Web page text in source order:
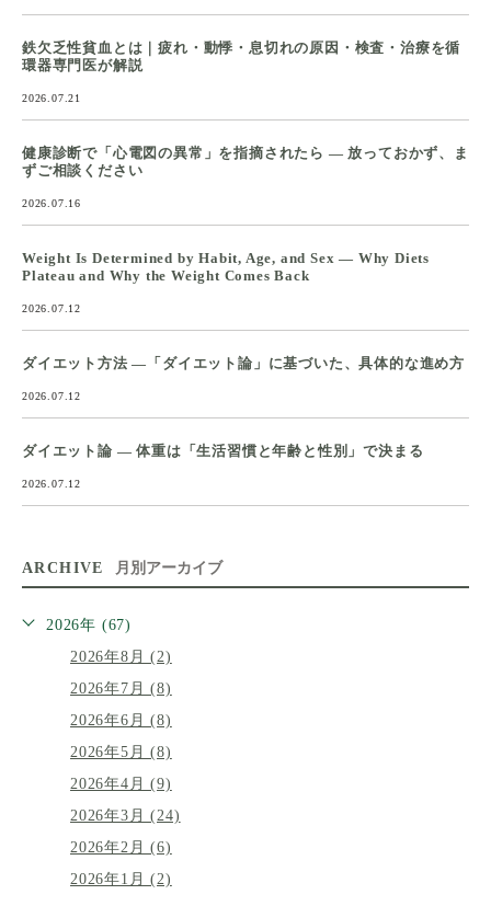
鉄欠乏性貧血とは｜疲れ・動悸・息切れの原因・検査・治療を循
環器専門医が解説
2026.07.21
健康診断で「心電図の異常」を指摘されたら ― 放っておかず、ま
ずご相談ください
2026.07.16
Weight Is Determined by Habit, Age, and Sex — Why Diets
Plateau and Why the Weight Comes Back
2026.07.12
ダイエット方法 ―「ダイエット論」に基づいた、具体的な進め方
2026.07.12
ダイエット論 ― 体重は「生活習慣と年齢と性別」で決まる
2026.07.12
ARCHIVE 月別アーカイブ
2026年 (67)
2026年8月 (2)
2026年7月 (8)
2026年6月 (8)
2026年5月 (8)
2026年4月 (9)
2026年3月 (24)
2026年2月 (6)
2026年1月 (2)